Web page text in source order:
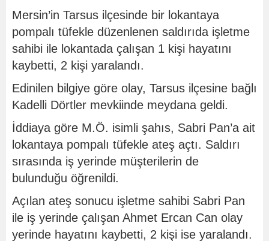
Mersin’in Tarsus ilçesinde bir lokantaya
pompalı tüfekle düzenlenen saldırıda işletme
sahibi ile lokantada çalışan 1 kişi hayatını
kaybetti, 2 kişi yaralandı.
Edinilen bilgiye göre olay, Tarsus ilçesine bağlı
Kadelli Dörtler mevkiinde meydana geldi.
İddiaya göre M.Ö. isimli şahıs, Sabri Pan’a ait
lokantaya pompalı tüfekle ateş açtı. Saldırı
sırasında iş yerinde müşterilerin de
bulunduğu öğrenildi.
Açılan ateş sonucu işletme sahibi Sabri Pan
ile iş yerinde çalışan Ahmet Ercan Can olay
yerinde hayatını kaybetti, 2 kişi ise yaralandı.